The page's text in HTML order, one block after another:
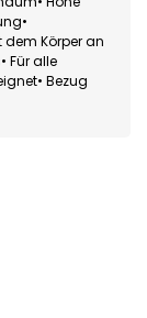
Körper an
Für alle
Bezug